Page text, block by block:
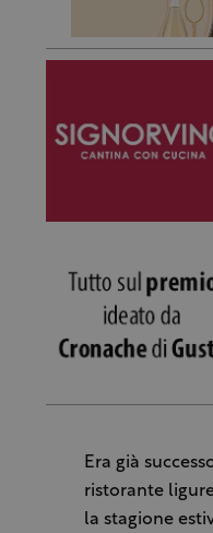
Era già
ristorante
la stagione